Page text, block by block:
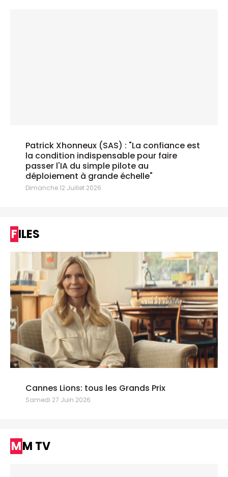
Patrick Xhonneux (SAS) : "La confiance est
la condition indispensable pour faire
passer l'IA du simple pilote au
déploiement à grande échelle"
Dimanche 12 Juillet 2026
FILES
Cannes Lions: tous les Grands Prix
Samedi 27 Juin 2026
MM TV